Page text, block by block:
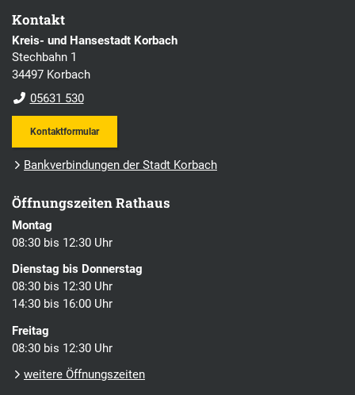
Kontakt
Kreis- und Hansestadt Korbach
Stechbahn 1
34497 Korbach
05631 530
Kontaktformular
Bankverbindungen der Stadt Korbach
Öffnungszeiten Rathaus
Montag
08:30 bis 12:30 Uhr
Dienstag bis Donnerstag
08:30 bis 12:30 Uhr
14:30 bis 16:00 Uhr
Freitag
08:30 bis 12:30 Uhr
weitere Öffnungszeiten